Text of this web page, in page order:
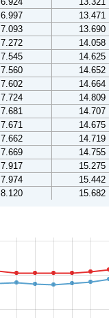
6.997
13.471
7.093
13.690
7.272
14.058
7.545
14.625
7.560
14.652
7.602
14.664
7.724
14.809
7.681
14.707
7.671
14.675
7.662
14.719
7.669
14.755
7.917
15.275
7.974
15.442
8.120 15.682